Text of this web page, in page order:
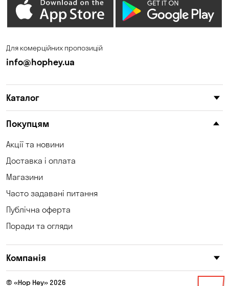
Для комерційних пропозицій
info@hophey.ua
Каталог
Покупцям
Акції та новини
Доставка і оплата
Магазини
Часто задавані питання
Публічна оферта
Поради та огляди
Компанія
© «Hop Hey» 2026